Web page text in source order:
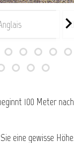
100 Meter nach
eine gewisse Höhe.